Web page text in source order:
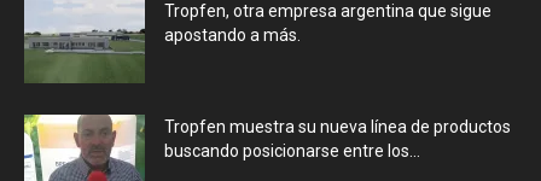
Tropfen, otra empresa argentina que sigue
apostando a más.
Tropfen muestra su nueva línea de productos
buscando posicionarse entre los...